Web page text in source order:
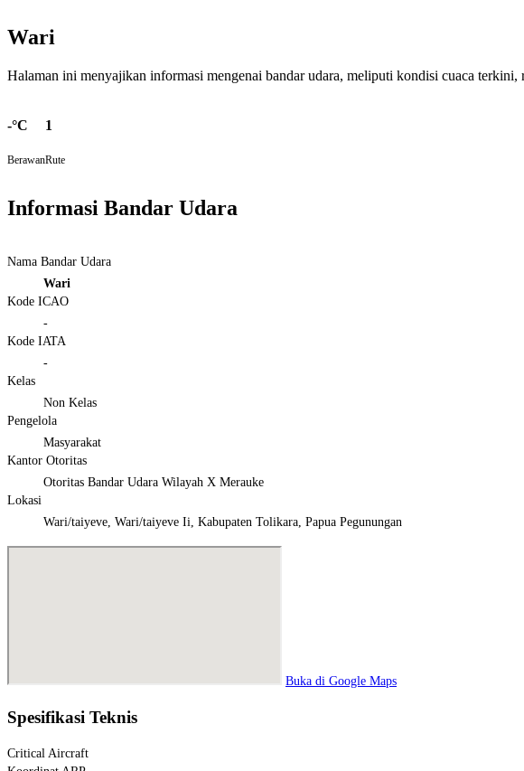
Wari
Halaman ini menyajikan informasi mengenai bandar udara, meliputi kondisi cuaca
-°C
Berawan
1
Rute
Informasi Bandar Udara
Nama Bandar Udara
Wari
Kode ICAO
-
Kode IATA
-
Kelas
Non Kelas
Pengelola
Masyarakat
Kantor Otoritas
Otoritas Bandar Udara Wilayah X Merauke
Lokasi
Wari/taiyeve, Wari/taiyeve Ii, Kabupaten Tolikara, Papua Pegunungan
Buka di Google Maps
Spesifikasi Teknis
Critical Aircraft